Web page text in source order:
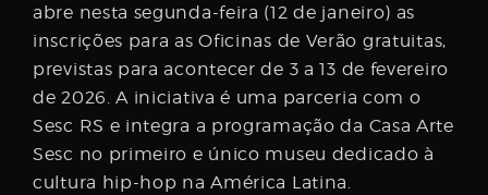
abre nesta segunda-feira (12 de janeiro) as
inscrições para as Oficinas de Verão gratuitas,
previstas para acontecer de 3 a 13 de fevereiro
de 2026. A iniciativa é uma parceria com o
Sesc RS e integra a programação da Casa Arte
Sesc no primeiro e único museu dedicado à
cultura hip-hop na América Latina.